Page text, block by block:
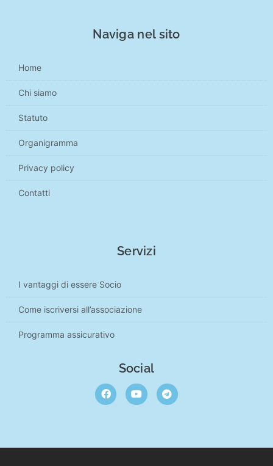
Naviga nel sito
Home
Chi siamo
Statuto
Organigramma
Privacy policy
Contatti
Servizi
I vantaggi di essere Socio
Come iscriversi all’associazione
Programma assicurativo
Social